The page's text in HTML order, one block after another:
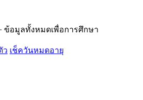
· ข้อมูลทั้งหมดเพื่อการศึกษา
ว เช็ควันหมดอายุ